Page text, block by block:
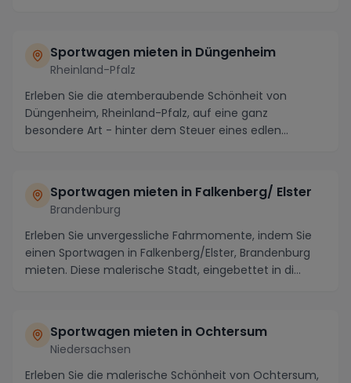
Sportwagen mieten in Düngenheim
Rheinland-Pfalz
Erleben Sie die atemberaubende Schönheit von
Düngenheim, Rheinland-Pfalz, auf eine ganz
besondere Art - hinter dem Steuer eines edlen
Sportwagen mieten in Falkenberg/ Elster
Brandenburg
Erleben Sie unvergessliche Fahrmomente, indem Sie
einen Sportwagen in Falkenberg/Elster, Brandenburg
mieten. Diese malerische Stadt, eingebettet in di...
Sportwagen mieten in Ochtersum
Niedersachsen
Erleben Sie die malerische Schönheit von Ochtersum,